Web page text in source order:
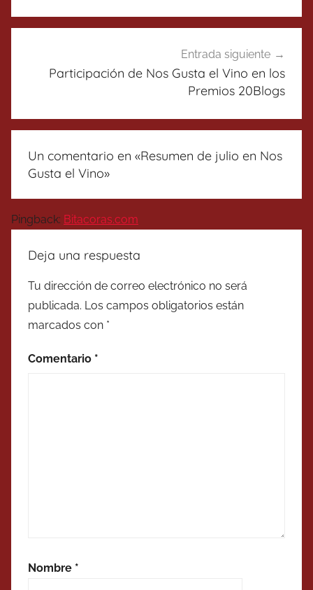
Entrada siguiente
Participación de Nos Gusta el Vino en los
Premios 20Blogs
Un comentario en «Resumen de julio en Nos
Gusta el Vino»
Pingback: Bitacoras.com
Deja una respuesta
Tu dirección de correo electrónico no será
publicada. Los campos obligatorios están
marcados con *
Comentario *
Nombre *